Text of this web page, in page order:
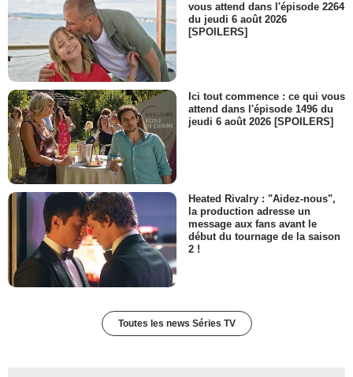
vous attend dans l'épisode 2264
du jeudi 6 août 2026
[SPOILERS]
Ici tout commence : ce qui vous
attend dans l'épisode 1496 du
jeudi 6 août 2026 [SPOILERS]
Heated Rivalry : "Aidez-nous",
la production adresse un
message aux fans avant le
début du tournage de la saison
2 !
Toutes les news Séries TV